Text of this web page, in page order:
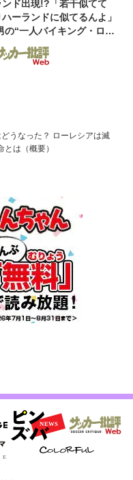
ド出現!?「若干似てて
ーランドに似てるんよ」
“一人バイキング・ロ
をもらった」
うなった？ ローレシアは滅
は（概要）